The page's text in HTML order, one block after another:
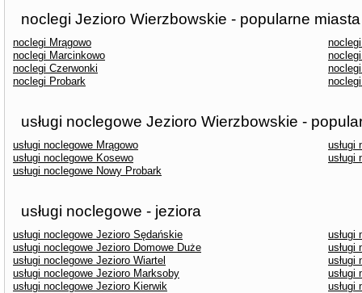
noclegi Jezioro Wierzbowskie - popularne miasta
noclegi Mrągowo
noclegi Marcinkowo
noclegi Czerwonki
noclegi Probark
usługi noclegowe Jezioro Wierzbowskie -
usługi noclegowe Mrągowo
usługi
usługi noclegowe Kosewo
usługi
usługi noclegowe Nowy Probark
usługi noclegowe - jeziora
usługi noclegowe Jezioro Sędańskie
usługi
usługi noclegowe Jezioro Domowe Duże
usługi
usługi noclegowe Jezioro Wiartel
usługi
usługi noclegowe Jezioro Marksoby
usługi
usługi noclegowe Jezioro Kierwik
usługi